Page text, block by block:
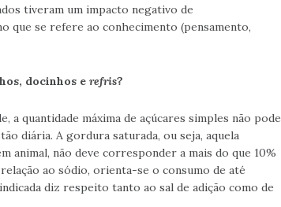
tiveram um impacto negativo de
que se refere ao conhecimento (pensamento,
docinhos e refris?
a quantidade máxima de açúcares simples não pode
diária. A gordura saturada, ou seja, aquela
animal, não deve corresponder a mais do que 10%
ao sódio, orienta-se o consumo de até
diz respeito tanto ao sal de adição como de